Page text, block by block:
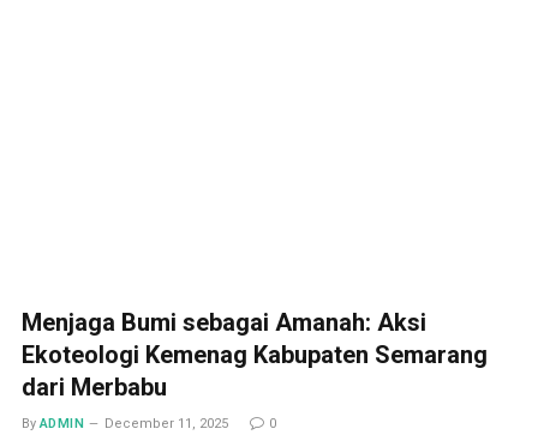
Menjaga Bumi sebagai Amanah: Aksi
Ekoteologi Kemenag Kabupaten Semarang
dari Merbabu
By ADMIN December 11, 2025 0